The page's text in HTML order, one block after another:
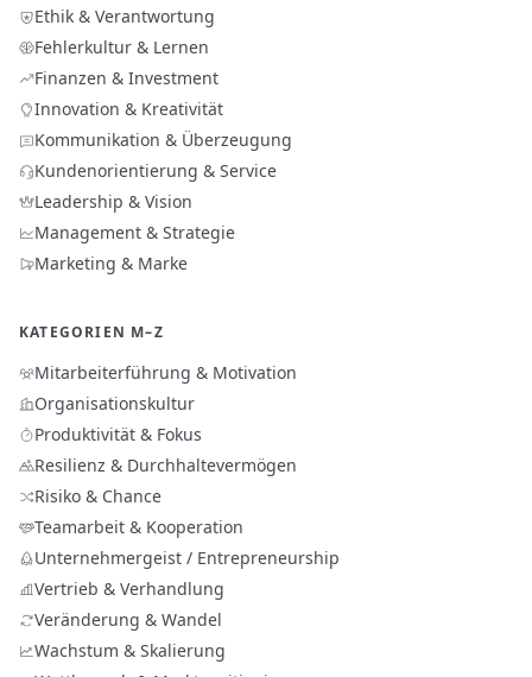
Ethik & Verantwortung
Fehlerkultur & Lernen
Finanzen & Investment
Innovation & Kreativität
Kommunikation & Überzeugung
Kundenorientierung & Service
Leadership & Vision
Management & Strategie
Marketing & Marke
KATEGORIEN M–Z
Mitarbeiterführung & Motivation
Organisationskultur
Produktivität & Fokus
Resilienz & Durchhaltevermögen
Risiko & Chance
Teamarbeit & Kooperation
Unternehmergeist / Entrepreneurship
Vertrieb & Verhandlung
Veränderung & Wandel
Wachstum & Skalierung